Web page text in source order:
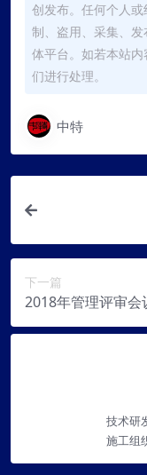
创发布。任何个人
制、盗用、采集、
体平台。如若本站
们进行处理。
中特
下一篇
2018年管理评审会
技术研
施工组